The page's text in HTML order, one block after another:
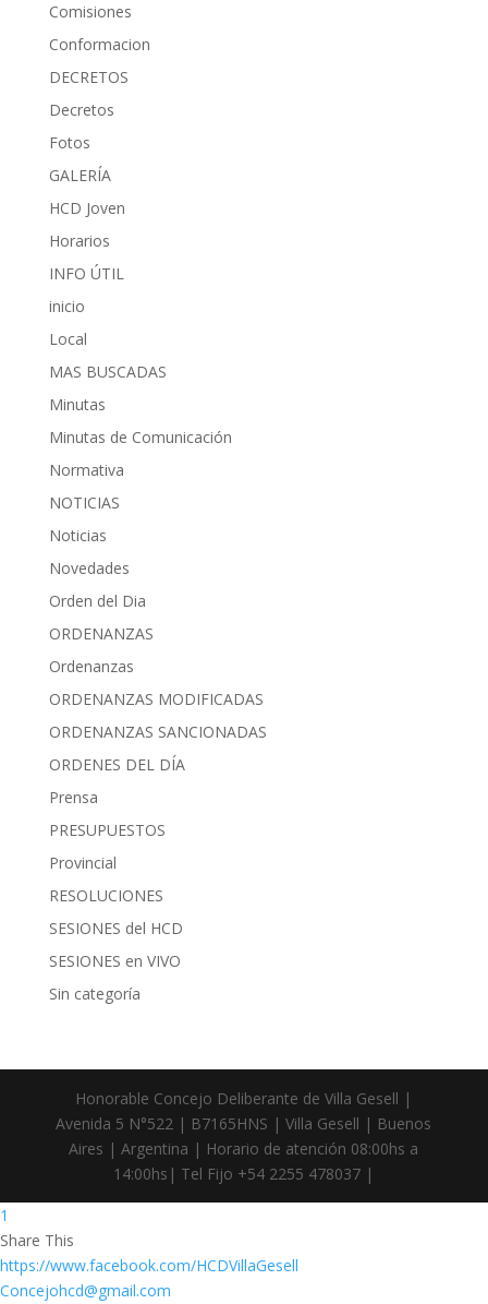
Comisiones
Conformacion
DECRETOS
Decretos
Fotos
GALERÍA
HCD Joven
Horarios
INFO ÚTIL
inicio
Local
MAS BUSCADAS
Minutas
Minutas de Comunicación
Normativa
NOTICIAS
Noticias
Novedades
Orden del Dia
ORDENANZAS
Ordenanzas
ORDENANZAS MODIFICADAS
ORDENANZAS SANCIONADAS
ORDENES DEL DÍA
Prensa
PRESUPUESTOS
Provincial
RESOLUCIONES
SESIONES del HCD
SESIONES en VIVO
Sin categoría
Honorable Concejo Deliberante de Villa Gesell |
Avenida 5 N°522 | B7165HNS | Villa Gesell | Buenos
Aires | Argentina | Horario de atención 08:00hs a
14:00hs| Tel Fijo +54 2255 478037 |
1
Share This
https://www.facebook.com/HCDVillaGesell
Concejohcd@gmail.com